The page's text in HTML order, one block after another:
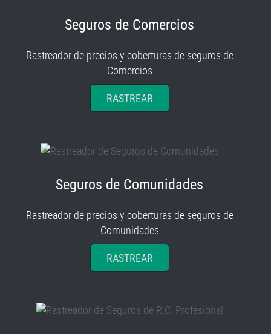
Seguros de Comercios
Rastreador de precios y coberturas de seguros de
Comercios
RASTREAR
Seguros de Comunidades
Rastreador de precios y coberturas de seguros de
Comunidades
RASTREAR